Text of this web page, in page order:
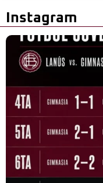
Instagram